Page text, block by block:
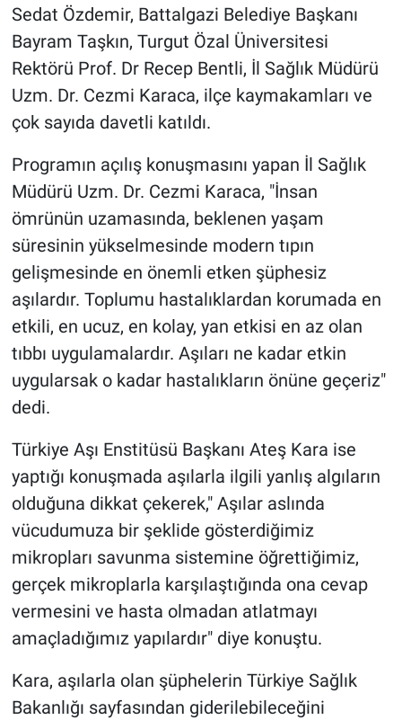
Sedat Özdemir, Battalgazi Belediye Başkanı
Bayram Taşkın, Turgut Özal Üniversitesi
Rektörü Prof. Dr Recep Bentli, İl Sağlık Müdürü
Uzm. Dr. Cezmi Karaca, ilçe kaymakamları ve
çok sayıda davetli katıldı.
Programın açılış konuşmasını yapan İl Sağlık
Müdürü Uzm. Dr. Cezmi Karaca, "İnsan
ömrünün uzamasında, beklenen yaşam
süresinin yükselmesinde modern tıpın
gelişmesinde en önemli etken şüphesiz
aşılardır. Toplumu hastalıklardan korumada en
etkili, en ucuz, en kolay, yan etkisi en az olan
tıbbı uygulamalardır. Aşıları ne kadar etkin
uygularsak o kadar hastalıkların önüne geçeriz"
dedi.
Türkiye Aşı Enstitüsü Başkanı Ateş Kara ise
yaptığı konuşmada aşılarla ilgili yanlış algıların
olduğuna dikkat çekerek," Aşılar aslında
vücudumuza bir şeklide gösterdiğimiz
mikropları savunma sistemine öğrettiğimiz,
gerçek mikroplarla karşılaştığında ona cevap
vermesini ve hasta olmadan atlatmayı
amaçladığımız yapılardır" diye konuştu.
Kara, aşılarla olan şüphelerin Türkiye Sağlık
Bakanlığı sayfasından giderilebileceğini